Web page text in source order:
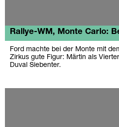
Rallye-WM, Monte Carlo:
Ford machte bei der Monte mit
Zirkus gute Figur: Märtin als
Duval Siebenter.